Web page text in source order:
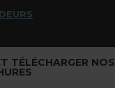
TÉLÉCHARGER NOS